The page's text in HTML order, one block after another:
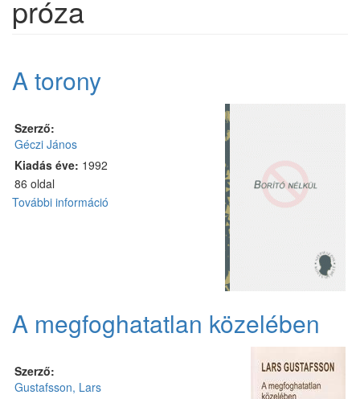
próza
A torony
Szerző:
Géczi János
Kiadás éve: 1992
86 oldal
További információ
A megfoghatatlan közelében
Szerző:
Gustafsson, Lars